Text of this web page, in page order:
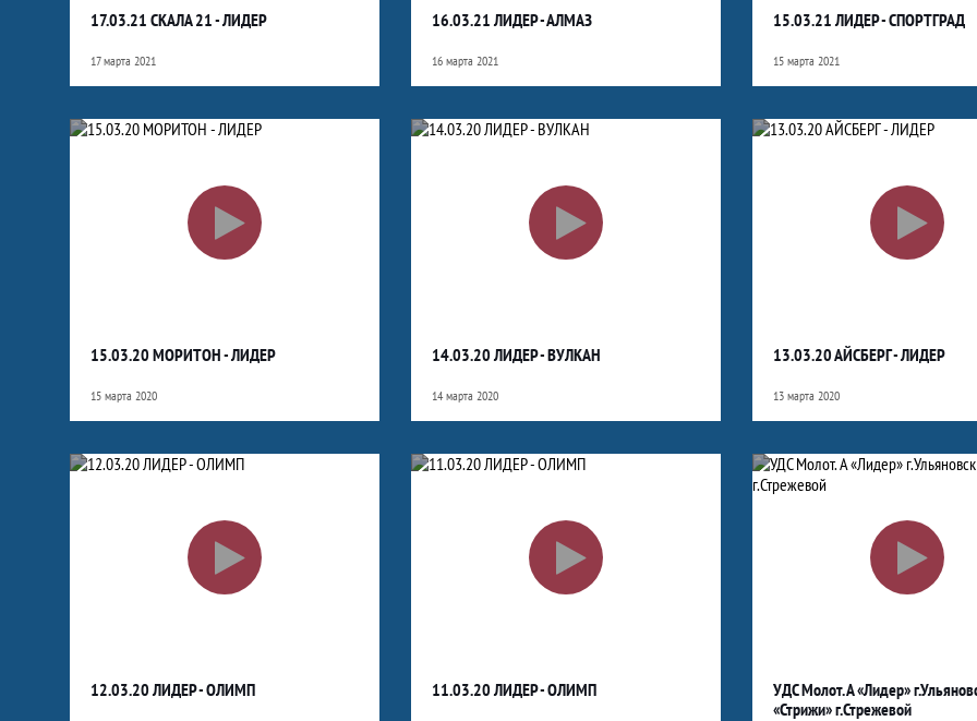
17.03.21 СКАЛА 21 - ЛИДЕР
17 марта 2021
16.03.21 ЛИДЕР - АЛМАЗ
16 марта 2021
15.03.21 ЛИДЕР - СПОРТГРАД
15 марта 2021
15.03.20 МОРИТОН - ЛИДЕР
15 марта 2020
14.03.20 ЛИДЕР - ВУЛКАН
14 марта 2020
13.03.20 АЙСБЕРГ - ЛИДЕР
13 марта 2020
12.03.20 ЛИДЕР - ОЛИМП 11.03.20 ЛИДЕР - ОЛИМП
УДС Молот. А «Лидер»
«Стрижи» г.Стрежевой